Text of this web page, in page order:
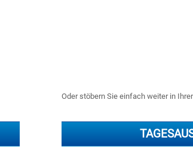
Oder stöbern Sie einfach weiter in